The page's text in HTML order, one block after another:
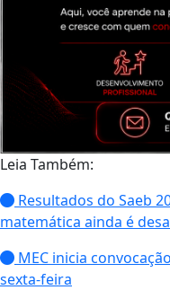
Leia Também:
Resultados do Saeb
matemática ainda é
MEC inicia
sexta-feira